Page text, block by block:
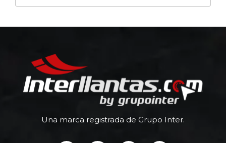
Una marca registrada de Grupo Inter.